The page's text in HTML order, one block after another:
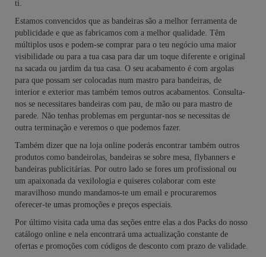
ti.
Estamos convencidos que as bandeiras são a melhor ferramenta de
publicidade e que as fabricamos com a melhor qualidade. Têm
múltiplos usos e podem-se comprar para o teu negócio uma maior
visibilidade ou para a tua casa para dar um toque diferente e original
na sacada ou jardim da tua casa. O seu acabamento é com argolas
para que possam ser colocadas num mastro para bandeiras, de
interior e exterior mas também temos outros acabamentos. Consulta-
nos se necessitares bandeiras com pau, de mão ou para mastro de
parede. Não tenhas problemas em perguntar-nos se necessitas de
outra terminação e veremos o que podemos fazer.
Também dizer que na loja online poderás encontrar também outros
produtos como bandeirolas, bandeiras se sobre mesa, flybanners e
bandeiras publicitárias. Por outro lado se fores um profissional ou
um apaixonada da vexilologia e quiseres colaborar com este
maravilhoso mundo mandamos-te um email e procuraremos
oferecer-te umas promoções e preços especiais.
Por último visita cada uma das seções entre elas a dos Packs do nosso
catálogo online e nela encontrará uma actualização constante de
ofertas e promoções com códigos de desconto com prazo de validade.